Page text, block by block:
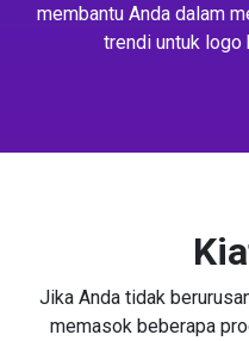
membantu Anda dalam
trendi untuk
Jika Anda tidak
memasok beberapa